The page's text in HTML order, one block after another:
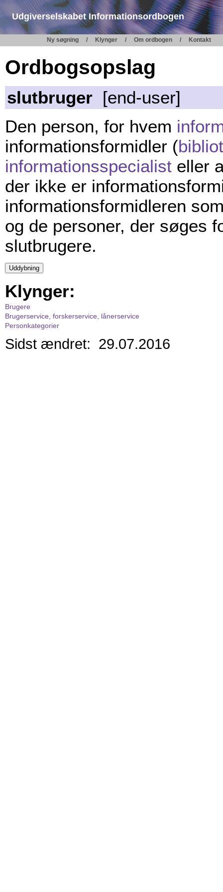
Udgiverselskabet Informationsordbogen
Ny søgning Klynger Om ordbogen Kontakt
Ordbogsopslag
slutbruger [end-user]
Den person, for hvem
informationsformidler (
informationsspecialist eller
der ikke er
informationsformidleren
og de personer, der søges
slutbrugere.
Klynger:
Brugere
Brugerservice, forskerservice, lånerservice
Personkategorier
Sidst ændret: 29.07.2016